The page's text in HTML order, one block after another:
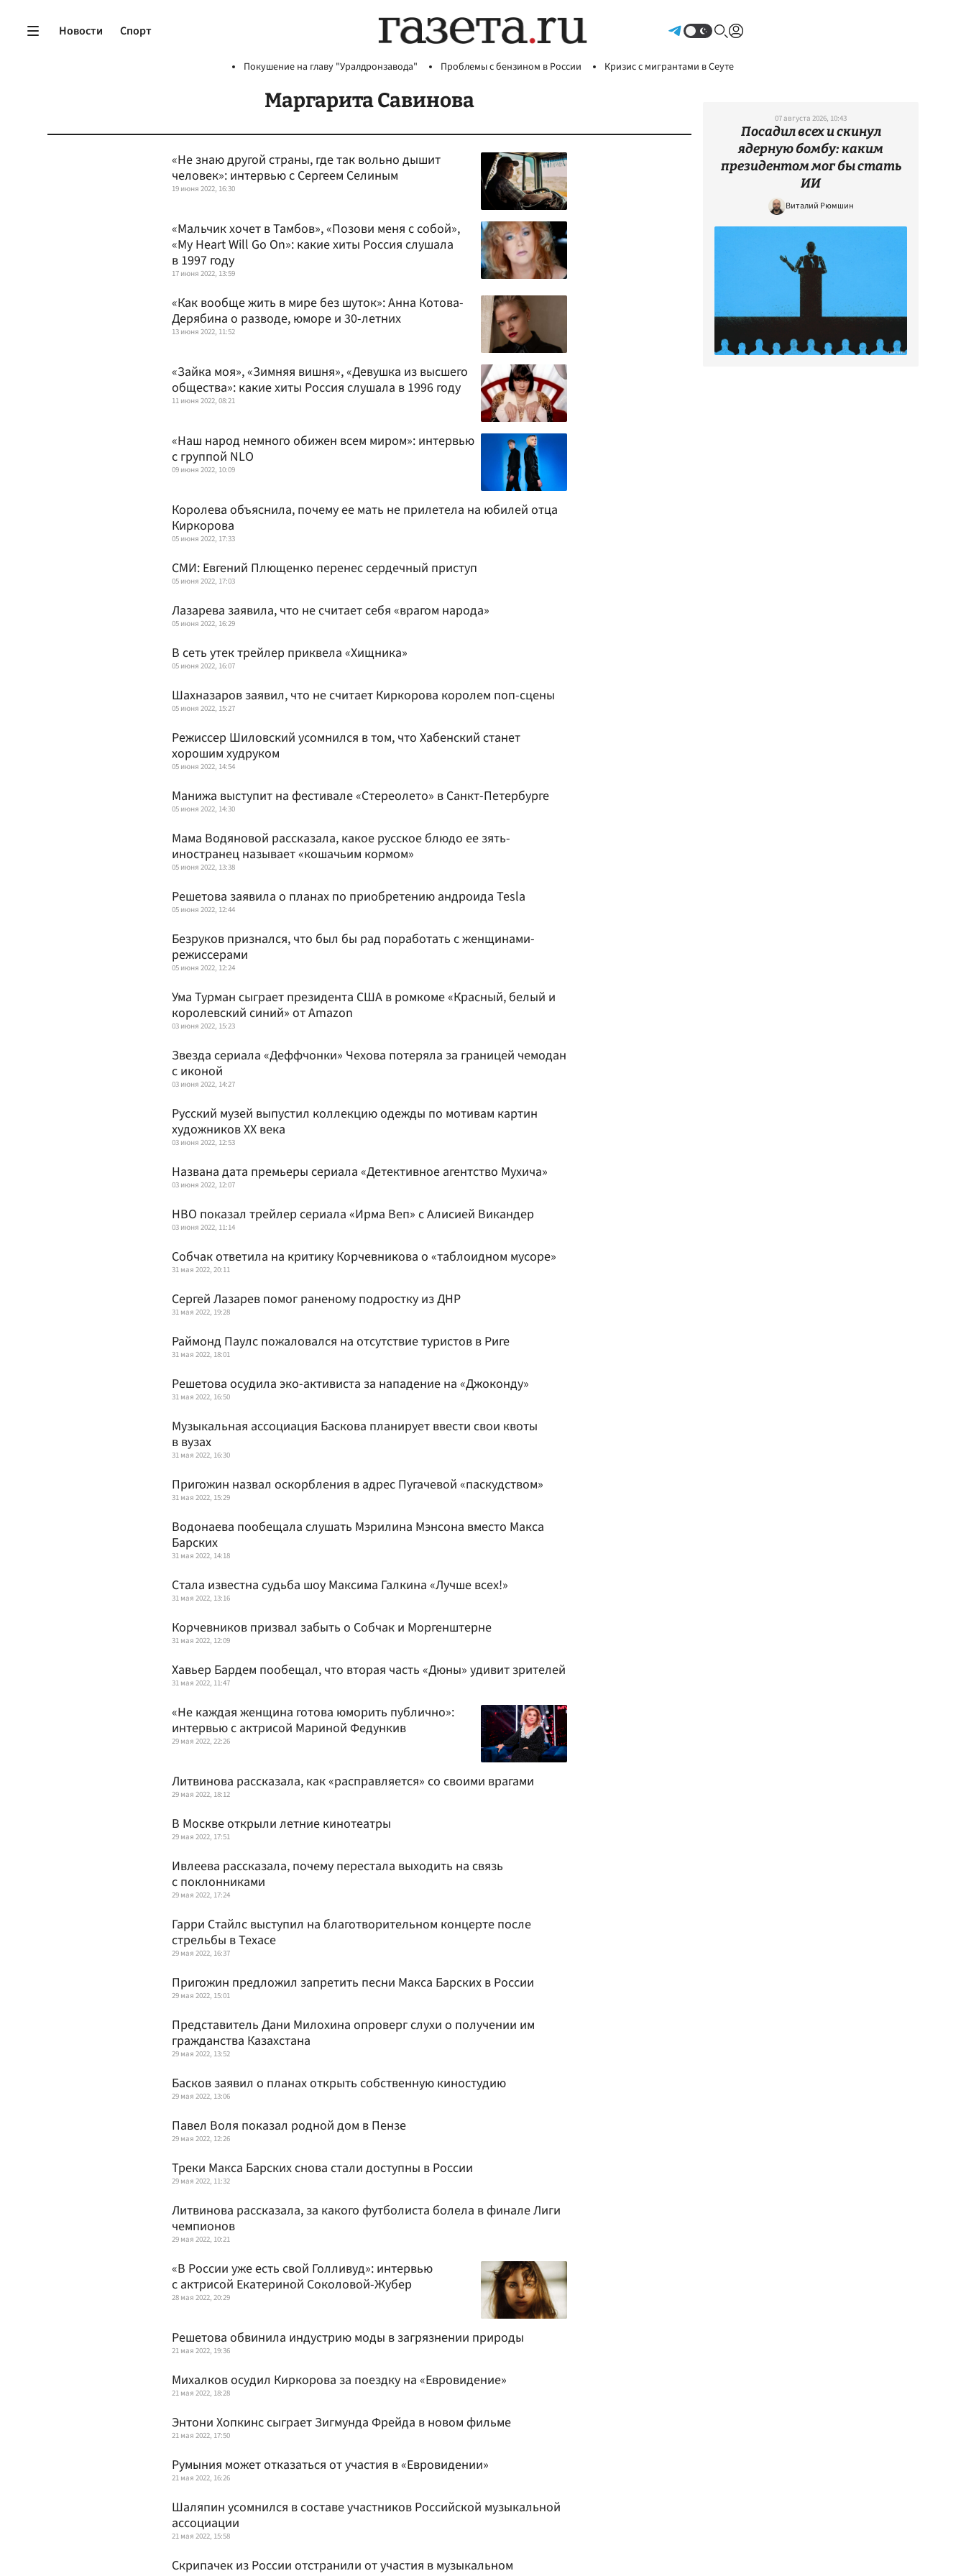
Новости Спорт
Покушение на главу "Уралдронзавода" Проблемы с бензином в России Кризис с мигрантами в Сеуте
Маргарита Савинова
«Не знаю другой страны, где так вольно дышит
человек»: интервью с Сергеем Селиным
19 июня 2022, 16:30
«Мальчик хочет в Тамбов», «Позови меня с собой»,
«My Heart Will Go On»: какие хиты Россия слушала
в 1997 году
17 июня 2022, 13:59
«Как вообще жить в мире без шуток»: Анна Котова-
Дерябина о разводе, юморе и 30-летних
13 июня 2022, 11:52
«Зайка моя», «Зимняя вишня», «Девушка из высшего
общества»: какие хиты Россия слушала в 1996 году
11 июня 2022, 08:21
«Наш народ немного обижен всем миром»: интервью
с группой NLO
09 июня 2022, 10:09
Королева объяснила, почему ее мать не прилетела на юбилей отца
Киркорова
05 июня 2022, 17:33
СМИ: Евгений Плющенко перенес сердечный приступ
05 июня 2022, 17:03
Лазарева заявила, что не считает себя «врагом народа»
05 июня 2022, 16:29
В сеть утек трейлер приквела «Хищника»
05 июня 2022, 16:07
Шахназаров заявил, что не считает Киркорова королем поп-сцены
05 июня 2022, 15:27
Режиссер Шиловский усомнился в том, что Хабенский станет
хорошим худруком
05 июня 2022, 14:54
Манижа выступит на фестивале «Стереолето» в Санкт-Петербурге
05 июня 2022, 14:30
Мама Водяновой рассказала, какое русское блюдо ее зять-
иностранец называет «кошачьим кормом»
05 июня 2022, 13:38
Решетова заявила о планах по приобретению андроида Tesla
05 июня 2022, 12:44
Безруков признался, что был бы рад поработать с женщинами-
режиссерами
05 июня 2022, 12:24
Ума Турман сыграет президента США в ромкоме «Красный, белый и
королевский синий» от Amazon
03 июня 2022, 15:23
Звезда сериала «Деффчонки» Чехова потеряла за границей чемодан
с иконой
03 июня 2022, 14:27
Русский музей выпустил коллекцию одежды по мотивам картин
художников ХХ века
03 июня 2022, 12:53
Названа дата премьеры сериала «Детективное агентство Мухича»
03 июня 2022, 12:07
HBO показал трейлер сериала «Ирма Веп» с Алисией Викандер
03 июня 2022, 11:14
Собчак ответила на критику Корчевникова о «таблоидном мусоре»
31 мая 2022, 20:11
Сергей Лазарев помог раненому подростку из ДНР
31 мая 2022, 19:28
Раймонд Паулс пожаловался на отсутствие туристов в Риге
31 мая 2022, 18:01
Решетова осудила эко-активиста за нападение на «Джоконду»
31 мая 2022, 16:50
Музыкальная ассоциация Баскова планирует ввести свои квоты
в вузах
31 мая 2022, 16:30
Пригожин назвал оскорбления в адрес Пугачевой «паскудством»
31 мая 2022, 15:29
Водонаева пообещала слушать Мэрилина Мэнсона вместо Макса
Барских
31 мая 2022, 14:18
Стала известна судьба шоу Максима Галкина «Лучше всех!»
31 мая 2022, 13:16
Корчевников призвал забыть о Собчак и Моргенштерне
31 мая 2022, 12:09
Хавьер Бардем пообещал, что вторая часть «Дюны» удивит зрителей
31 мая 2022, 11:47
«Не каждая женщина готова юморить публично»:
интервью с актрисой Мариной Федункив
29 мая 2022, 22:26
Литвинова рассказала, как «расправляется» со своими врагами
29 мая 2022, 18:12
В Москве открыли летние кинотеатры
29 мая 2022, 17:51
Ивлеева рассказала, почему перестала выходить на связь
с поклонниками
29 мая 2022, 17:24
Гарри Стайлс выступил на благотворительном концерте после
стрельбы в Техасе
29 мая 2022, 16:37
Пригожин предложил запретить песни Макса Барских в России
29 мая 2022, 15:01
Представитель Дани Милохина опроверг слухи о получении им
гражданства Казахстана
29 мая 2022, 13:52
Басков заявил о планах открыть собственную киностудию
29 мая 2022, 13:06
Павел Воля показал родной дом в Пензе
29 мая 2022, 12:26
Треки Макса Барских снова стали доступны в России
29 мая 2022, 11:32
Литвинова рассказала, за какого футболиста болела в финале Лиги
чемпионов
29 мая 2022, 10:21
«В России уже есть свой Голливуд»: интервью
с актрисой Екатериной Соколовой-Жубер
28 мая 2022, 20:29
Решетова обвинила индустрию моды в загрязнении природы
21 мая 2022, 19:36
Михалков осудил Киркорова за поездку на «Евровидение»
21 мая 2022, 18:28
Энтони Хопкинс сыграет Зигмунда Фрейда в новом фильме
21 мая 2022, 17:50
Румыния может отказаться от участия в «Евровидении»
21 мая 2022, 16:26
Шаляпин усомнился в составе участников Российской музыкальной
ассоциации
21 мая 2022, 15:58
Скрипачек из России отстранили от участия в музыкальном
07 августа 2026, 10:43
Посадил всех и скинул
ядерную бомбу: каким
президентом мог бы стать
ИИ
Виталий Рюмшин